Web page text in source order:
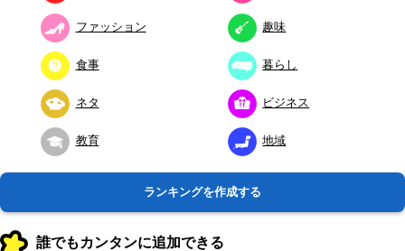
ファッション 趣味
食事 暮らし
ネタ ビジネス
教育 地域
ランキングを作成する
誰でもカンタンに追加できる